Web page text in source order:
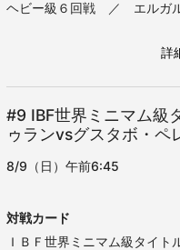
ヘビー級６回戦 ／ エルガ
詳
#9 IBF世界ミニマム級
ゥランvsグスタボ・ペ
8/9（日）午前6:45
対戦カード
ＩＢＦ世界ミニマム級タイ